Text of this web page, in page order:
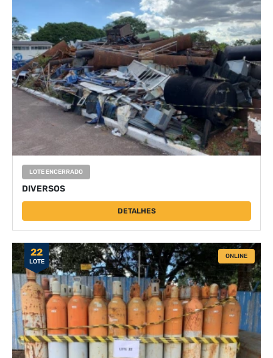
LOTE ENCERRADO
DIVERSOS
DETALHES
22
LOTE
ONLINE